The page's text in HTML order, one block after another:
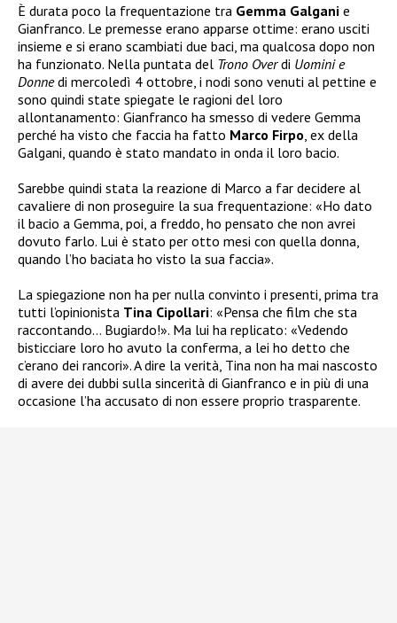
È durata poco la frequentazione tra Gemma Galgani e
Gianfranco. Le premesse erano apparse ottime: erano usciti
insieme e si erano scambiati due baci, ma qualcosa dopo non
ha funzionato. Nella puntata del Trono Overdi Uomini e
Donnedi mercoledì 4 ottobre, i nodi sono venuti al pettine e
sono quindi state spiegate le ragioni del loro
allontanamento: Gianfranco ha smesso di vedere Gemma
perché ha visto che faccia ha fatto Marco Firpo , ex della
Galgani, quando è stato mandato in onda il loro bacio.
Sarebbe quindi stata la reazione di Marco a far decidere al
cavaliere di non proseguire la sua frequentazione: «Ho dato
il bacio a Gemma, poi, a freddo, ho pensato che non avrei
dovuto farlo. Lui è stato per otto mesi con quella donna,
quando l’ho baciata ho visto la sua faccia».
La spiegazione non ha per nulla convinto i presenti, prima tra
tutti l’opinionista Tina Cipollari: «Pensa che film che sta
raccontando… Bugiardo!». Ma lui ha replicato: «Vedendo
bisticciare loro ho avuto la conferma, a lei ho detto che
c’erano dei rancori». A dire la verità, Tina non ha mai nascosto
di avere dei dubbi sulla sincerità di Gianfranco e in più di una
occasione l’ha accusato di non essere proprio trasparente.